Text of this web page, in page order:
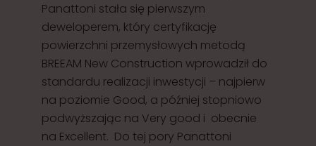
Panattoni stała się pierwszym
deweloperem, który certyfikację
powierzchni przemysłowych metodą
BREEAM New Construction wprowadził do
standardu realizacji inwestycji – najpierw
na poziomie Good, a później stopniowo
podwyższając na Very good i obecnie
na Excellent. Do tej pory Panattoni